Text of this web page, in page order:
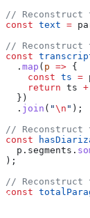
//
const text =
//
const
  .
map ( p => {
    const
ts =
    return
ts +
  })
  .
join ( "\n " );
//
const
  p
. segments .
);
// Reconstruct
const